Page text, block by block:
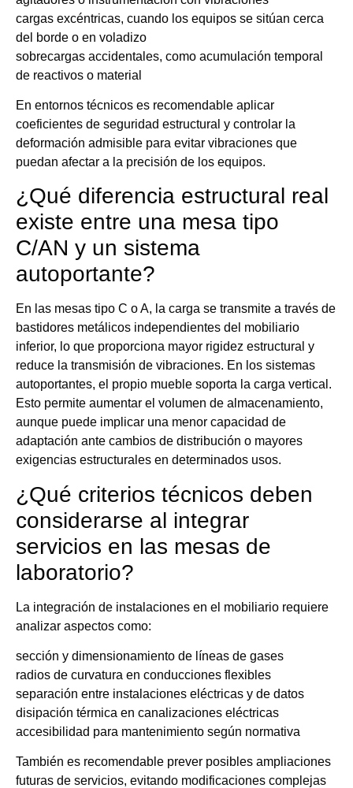
cargas excéntricas, cuando los equipos se sitúan cerca
del borde o en voladizo
sobrecargas accidentales, como acumulación temporal
de reactivos o material
En entornos técnicos es recomendable aplicar
coeficientes de seguridad estructural y controlar la
deformación admisible para evitar vibraciones que
puedan afectar a la precisión de los equipos.
¿Qué diferencia estructural real
existe entre una mesa tipo
C/AN y un sistema
autoportante?
En las mesas tipo C o A, la carga se transmite a través de
bastidores metálicos independientes del mobiliario
inferior, lo que proporciona mayor rigidez estructural y
reduce la transmisión de vibraciones. En los sistemas
autoportantes, el propio mueble soporta la carga vertical.
Esto permite aumentar el volumen de almacenamiento,
aunque puede implicar una menor capacidad de
adaptación ante cambios de distribución o mayores
exigencias estructurales en determinados usos.
¿Qué criterios técnicos deben
considerarse al integrar
servicios en las mesas de
laboratorio?
La integración de instalaciones en el mobiliario requiere
analizar aspectos como:
sección y dimensionamiento de líneas de gases
radios de curvatura en conducciones flexibles
separación entre instalaciones eléctricas y de datos
disipación térmica en canalizaciones eléctricas
accesibilidad para mantenimiento según normativa
También es recomendable prever posibles ampliaciones
futuras de servicios, evitando modificaciones complejas